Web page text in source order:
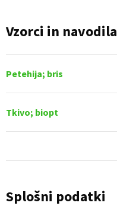
Vzorci in navodila
Petehija; bris
Tkivo; biopt
Splošni podatki